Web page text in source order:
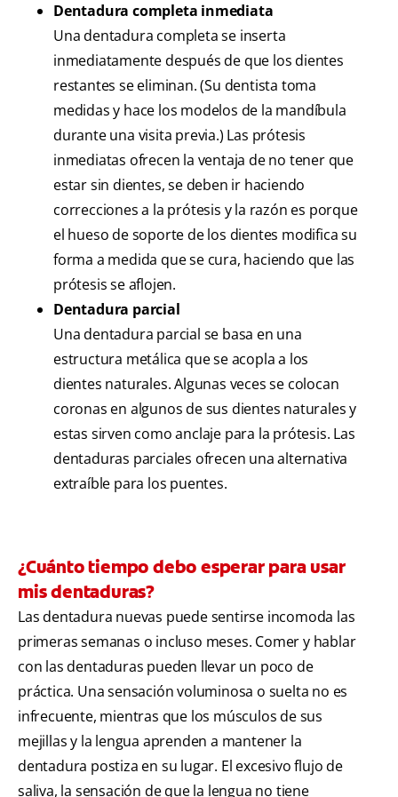
Dentadura completa inmediata
Una dentadura completa se inserta
inmediatamente después de que los dientes
restantes se eliminan. (Su dentista toma
medidas y hace los modelos de la mandíbula
durante una visita previa.) Las prótesis
inmediatas ofrecen la ventaja de no tener que
estar sin dientes, se deben ir haciendo
correcciones a la prótesis y la razón es porque
el hueso de soporte de los dientes modifica su
forma a medida que se cura, haciendo que las
prótesis se aflojen.
Dentadura parcial
Una dentadura parcial se basa en una
estructura metálica que se acopla a los
dientes naturales. Algunas veces se colocan
coronas en algunos de sus dientes naturales y
estas sirven como anclaje para la prótesis. Las
dentaduras parciales ofrecen una alternativa
extraíble para los puentes.
¿Cuánto tiempo debo esperar para usar
mis dentaduras?
Las dentadura nuevas puede sentirse incomoda las
primeras semanas o incluso meses. Comer y hablar
con las dentaduras pueden llevar un poco de
práctica. Una sensación voluminosa o suelta no es
infrecuente, mientras que los músculos de sus
mejillas y la lengua aprenden a mantener la
dentadura postiza en su lugar. El excesivo flujo de
saliva, la sensación de que la lengua no tiene